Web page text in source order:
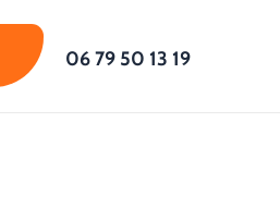
06 79 50 13 19